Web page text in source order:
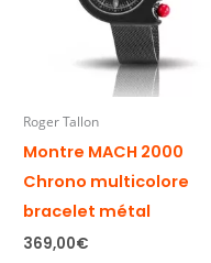
Roger Tallon
Montre MACH 2000
Chrono multicolore
bracelet métal
369,00€